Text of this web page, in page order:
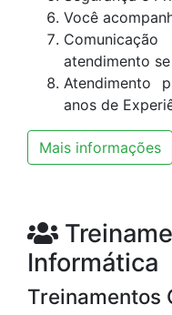
Você
atendimento
Atendimento
anos de
Mais informações
Informática
Treinamentos